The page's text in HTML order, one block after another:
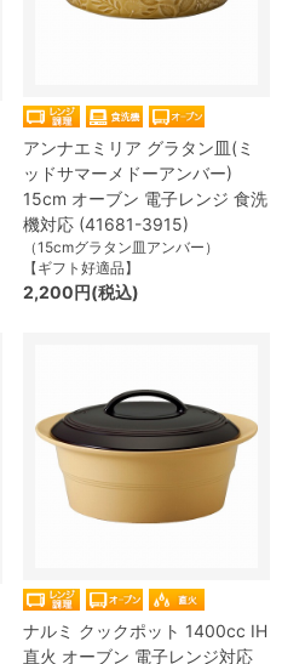
アンナエミリア グラタン皿(ミ
ッドサマーメドーアンバー)
15cm オーブン 電子レンジ 食洗
機対応 (41681-3915)
（15cmグラタン皿アンバー）
【ギフト好適品】
2,200円(税込)
ナルミ クックポット 1400cc IH
直火 オーブン 電子レンジ対応